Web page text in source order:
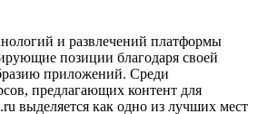
и развлечений платформы
позиции благодаря своей
приложений. Среди
предлагающих контент для
выделяется как одно из лучших мест